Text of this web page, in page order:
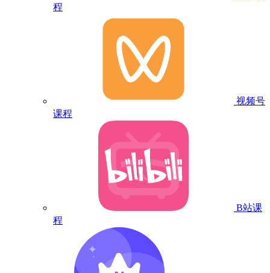
程
视频号
课程
B站课
程